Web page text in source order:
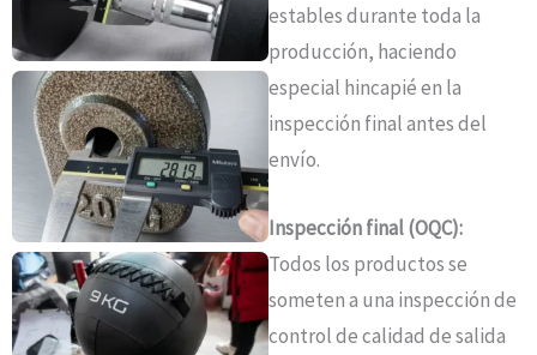
estables durante toda la
producción, haciendo
especial hincapié en la
inspección final antes del
envío.
Inspección final (OQC):
Todos los productos se
someten a una inspección de
control de calidad de salida